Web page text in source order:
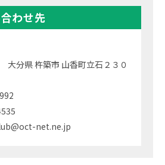
わせ先
分県 杵築市 山香町立石２３０
net.ne.jp